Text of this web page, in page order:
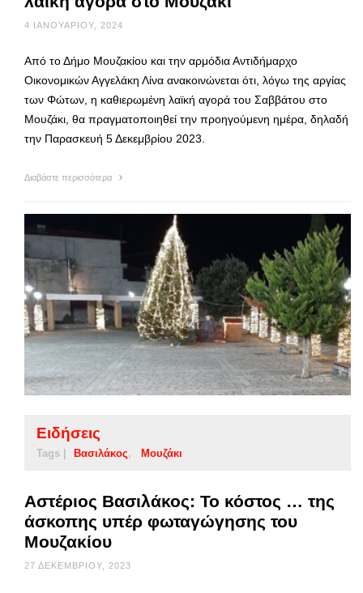
4 ΙΑΝΟΥΑΡΊΟΥ, 2024
Από το Δήμο Μουζακίου και την αρμόδια Αντιδήμαρχο
Οικονομικών Αγγελάκη Λίνα ανακοινώνεται ότι, λόγω της αργίας
των Φώτων, η καθιερωμένη λαϊκή αγορά του Σαββάτου στο
Μουζάκι, θα πραγματοποιηθεί την προηγούμενη ημέρα, δηλαδή
την Παρασκευή 5 Δεκεμβρίου 2023.
Διαβάστε περισσότερα
Ειδήσεις
Tags | Βασιλάκος Μουζάκι
Αστέριος Βασιλάκος: Το κόστος … της
άσκοπης υπέρ φωταγώγησης του
Μουζακίου
27 ΔΕΚΕΜΒΡΊΟΥ, 2023